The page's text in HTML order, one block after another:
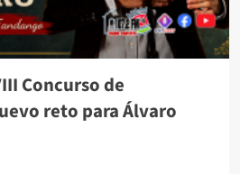
Concurso de
reto para Álvaro